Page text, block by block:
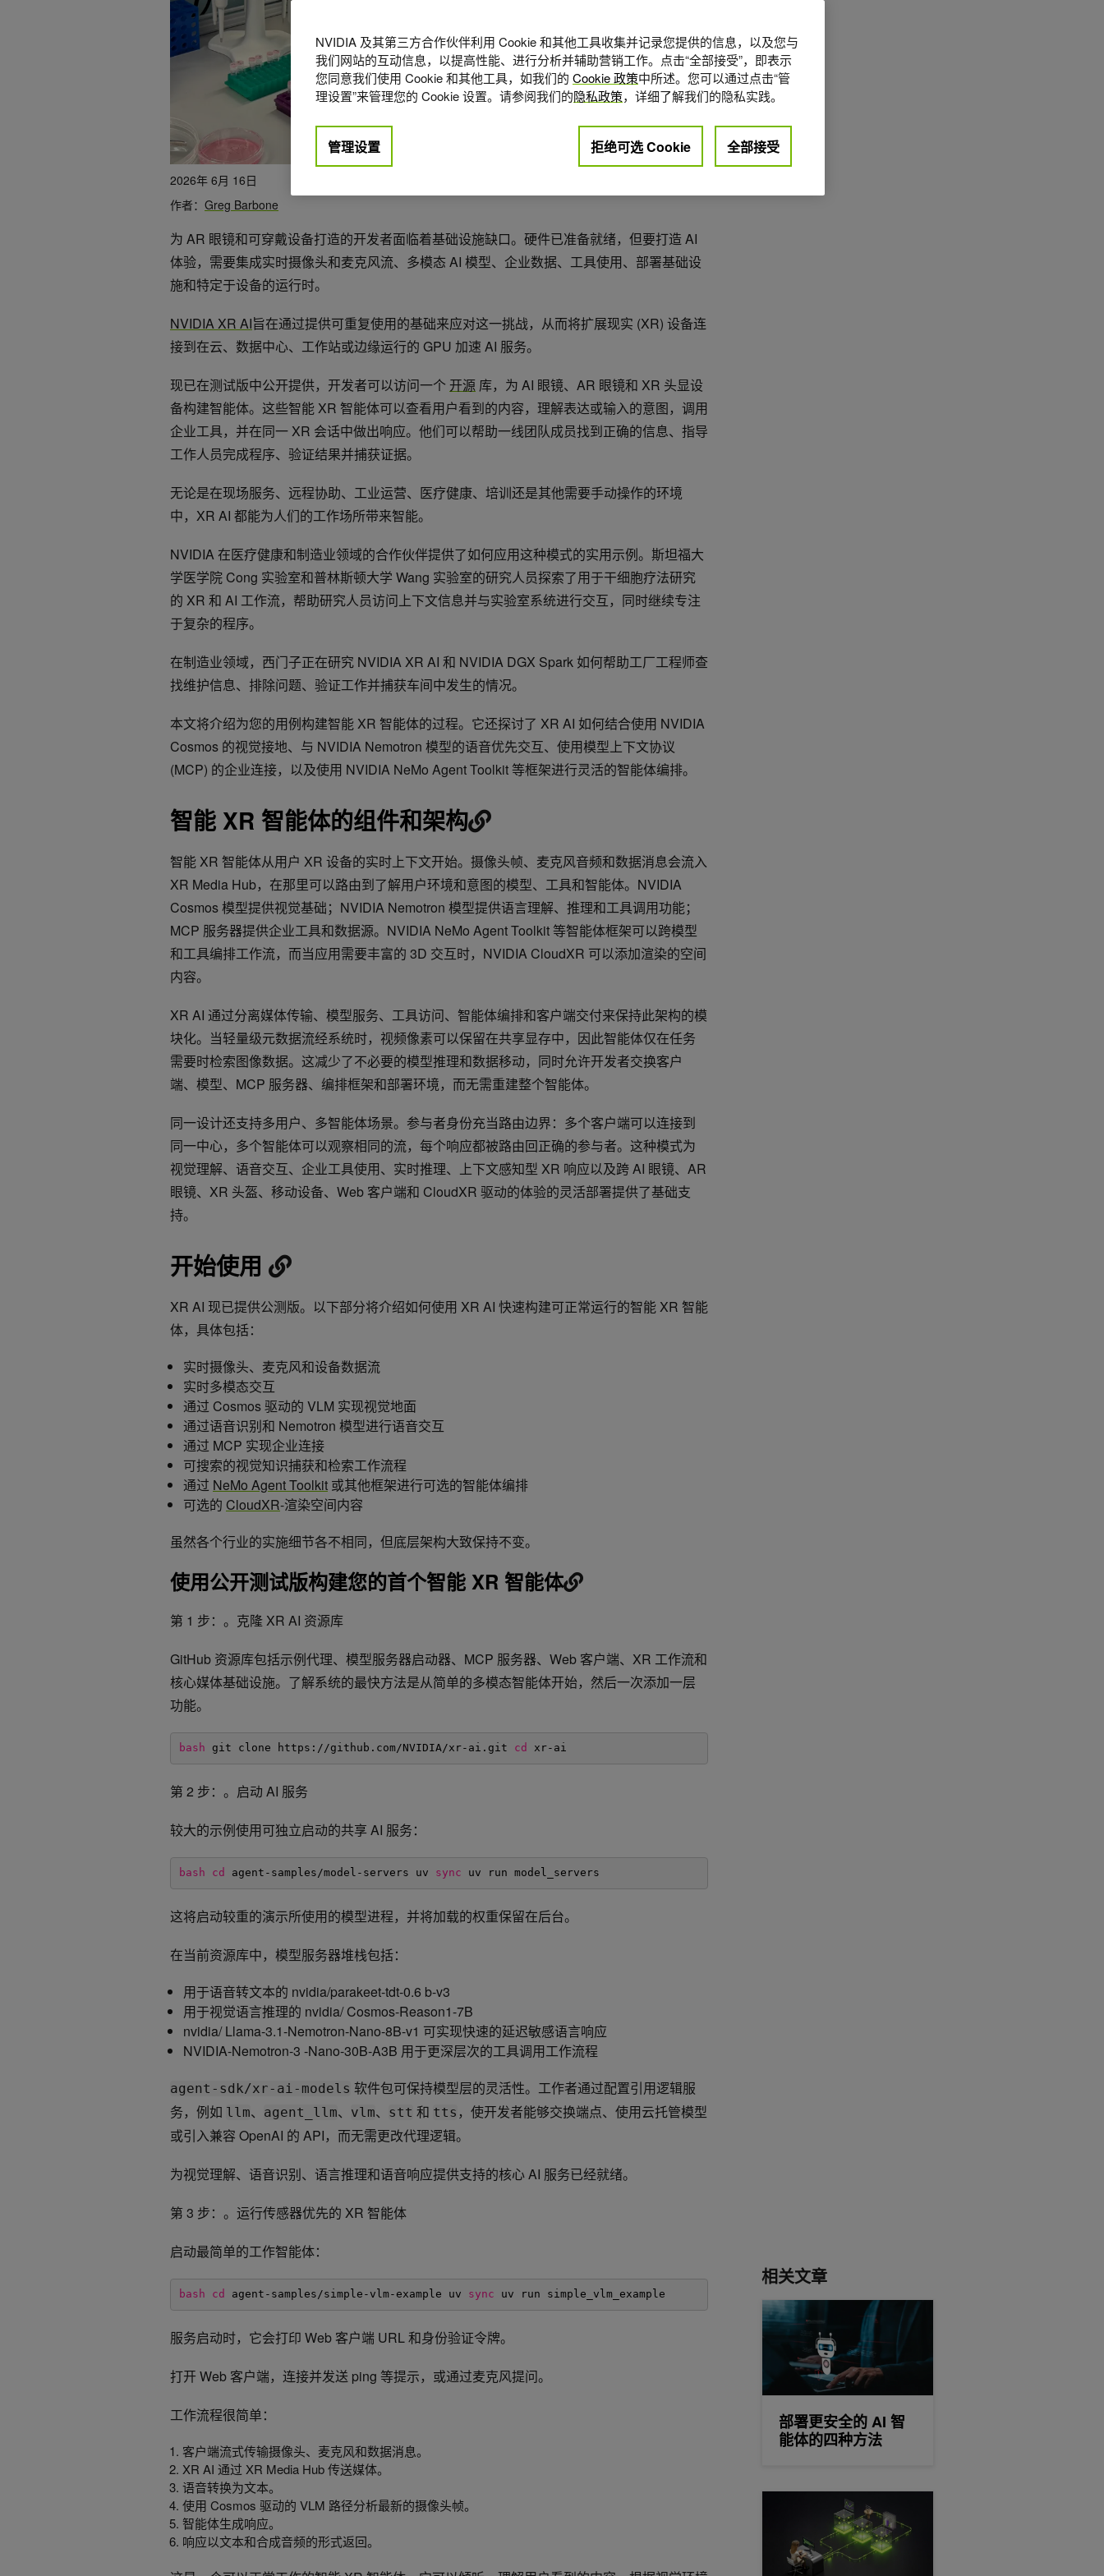
2026年 6月 16日
作者： Greg Barbone
为 AR 眼镜和可穿戴设备打造的开发者面临着基础设施缺口。硬件已准备就绪，但要打造 AI
体验，需要集成实时摄像头和麦克风流、多模态 AI 模型、企业数据、工具使用、部署基础设
施和特定于设备的运行时。
NVIDIA XR AI旨在通过提供可重复使用的基础来应对这一挑战，从而将扩展现实 (XR) 设备连
接到在云、数据中心、工作站或边缘运行的 GPU 加速 AI 服务。
现已在测试版中公开提供，开发者可以访问一个 开源 库，为 AI 眼镜、AR 眼镜和 XR 头显设
备构建智能体。这些智能 XR 智能体可以查看用户看到的内容，理解表达或输入的意图，调用
企业工具，并在同一 XR 会话中做出响应。他们可以帮助一线团队成员找到正确的信息、指导
工作人员完成程序、验证结果并捕获证据。
无论是在现场服务、远程协助、工业运营、医疗健康、培训还是其他需要手动操作的环境
中，XR AI 都能为人们的工作场所带来智能。
NVIDIA 在医疗健康和制造业领域的合作伙伴提供了如何应用这种模式的实用示例。斯坦福大
学医学院 Cong 实验室和普林斯顿大学 Wang 实验室的研究人员探索了用于干细胞疗法研究
的 XR 和 AI 工作流，帮助研究人员访问上下文信息并与实验室系统进行交互，同时继续专注
于复杂的程序。
在制造业领域，西门子正在研究 NVIDIA XR AI 和 NVIDIA DGX Spark 如何帮助工厂工程师查
找维护信息、排除问题、验证工作并捕获车间中发生的情况。
本文将介绍为您的用例构建智能 XR 智能体的过程。它还探讨了 XR AI 如何结合使用 NVIDIA
Cosmos 的视觉接地、与 NVIDIA Nemotron 模型的语音优先交互、使用模型上下文协议
(MCP) 的企业连接，以及使用 NVIDIA NeMo Agent Toolkit 等框架进行灵活的智能体编排。
智能 XR 智能体的组件和架构
智能 XR 智能体从用户 XR 设备的实时上下文开始。摄像头帧、麦克风音频和数据消息会流入
XR Media Hub，在那里可以路由到了解用户环境和意图的模型、工具和智能体。NVIDIA
Cosmos 模型提供视觉基础；NVIDIA Nemotron 模型提供语言理解、推理和工具调用功能；
MCP 服务器提供企业工具和数据源。NVIDIA NeMo Agent Toolkit 等智能体框架可以跨模型
和工具编排工作流，而当应用需要丰富的 3D 交互时，NVIDIA CloudXR 可以添加渲染的空间
内容。
XR AI 通过分离媒体传输、模型服务、工具访问、智能体编排和客户端交付来保持此架构的模
块化。当轻量级元数据流经系统时，视频像素可以保留在共享显存中，因此智能体仅在任务
需要时检索图像数据。这减少了不必要的模型推理和数据移动，同时允许开发者交换客户
端、模型、MCP 服务器、编排框架和部署环境，而无需重建整个智能体。
同一设计还支持多用户、多智能体场景。参与者身份充当路由边界：多个客户端可以连接到
同一中心，多个智能体可以观察相同的流，每个响应都被路由回正确的参与者。这种模式为
视觉理解、语音交互、企业工具使用、实时推理、上下文感知型 XR 响应以及跨 AI 眼镜、AR
眼镜、XR 头盔、移动设备、Web 客户端和 CloudXR 驱动的体验的灵活部署提供了基础支
持。
开始使用
XR AI 现已提供公测版。以下部分将介绍如何使用 XR AI 快速构建可正常运行的智能 XR 智能
体，具体包括：
实时摄像头、麦克风和设备数据流
实时多模态交互
通过 Cosmos 驱动的 VLM 实现视觉地面
通过语音识别和 Nemotron 模型进行语音交互
通过 MCP 实现企业连接
可搜索的视觉知识捕获和检索工作流程
通过 NeMo Agent Toolkit 或其他框架进行可选的智能体编排
可选的 CloudXR-渲染空间内容
虽然各个行业的实施细节各不相同，但底层架构大致保持不变。
使用公开测试版构建您的首个智能 XR 智能体
第 1 步：。克隆 XR AI 资源库
GitHub 资源库包括示例代理、模型服务器启动器、MCP 服务器、Web 客户端、XR 工作流和
核心媒体基础设施。了解系统的最快方法是从简单的多模态智能体开始，然后一次添加一层
功能。
bash git clone https: //github .com/NVIDIA/xr-ai .git cd xr-ai
第 2 步：。启动 AI 服务
较大的示例使用可独立启动的共享 AI 服务：
bash cd agent-samples/model-servers uv sync uv run model_servers
这将启动较重的演示所使用的模型进程，并将加载的权重保留在后台。
在当前资源库中，模型服务器堆栈包括：
用于语音转文本的 nvidia/parakeet-tdt-0.6 b-v3
用于视觉语言推理的 nvidia/ Cosmos-Reason1-7B
nvidia/ Llama-3.1-Nemotron-Nano-8B-v1 可实现快速的延迟敏感语言响应
NVIDIA-Nemotron-3 -Nano-30B-A3B 用于更深层次的工具调用工作流程
agent-sdk/xr-ai-models 软件包可保持模型层的灵活性。工作者通过配置引用逻辑服
务，例如 llm、 agent_llm、 vlm、 stt 和 tts ，使开发者能够交换端点、使用云托管模型
或引入兼容 OpenAI 的 API，而无需更改代理逻辑。
为视觉理解、语音识别、语言推理和语音响应提供支持的核心 AI 服务已经就绪。
第 3 步：。运行传感器优先的 XR 智能体
启动最简单的工作智能体：
bash cd agent-samples/simple-vlm-example uv sync uv run simple_vlm_example
服务启动时，它会打印 Web 客户端 URL 和身份验证令牌。
打开 Web 客户端，连接并发送 ping 等提示，或通过麦克风提问。
工作流程很简单：
客户端流式传输摄像头、麦克风和数据消息。
XR AI 通过 XR Media Hub 传送媒体。
语音转换为文本。
使用 Cosmos 驱动的 VLM 路径分析最新的摄像头帧。
智能体生成响应。
响应以文本和合成音频的形式返回。
相关文章
部署更安全的 AI 智
能体的四种方法
部署更安全的 AI 智能体的四种方法
如何使用 NVIDIA NeMo Guardrails 自行托管经过验证的 AI 编
NVIDIA 及其第三方合作伙伴利用 Cookie 和其他工具收集并记录您提供的信息，以及您与
我们网站的互动信息，以提高性能、进行分析并辅助营销工作。点击“全部接受”，即表示
您同意我们使用 Cookie 和其他工具，如我们的 Cookie 政策中所述。您可以通过点击“管
理设置”来管理您的 Cookie 设置。请参阅我们的隐私政策，详细了解我们的隐私实践。
管理设置 拒绝可选 Cookie 全部接受